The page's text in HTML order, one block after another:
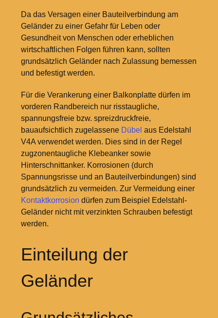
Da das Versagen einer Bauteilverbindung am
Geländer zu einer Gefahr für Leben oder
Gesundheit von Menschen oder erheblichen
wirtschaftlichen Folgen führen kann, sollten
grundsätzlich Geländer nach Zulassung bemessen
und befestigt werden.
Für die Verankerung einer Balkonplatte dürfen im
vorderen Randbereich nur risstaugliche,
spannungsfreie bzw. spreizdruckfreie,
bauaufsichtlich zugelassene Dübel aus Edelstahl
V4A verwendet werden. Dies sind in der Regel
zugzonentaugliche Klebeanker sowie
Hinterschnittanker. Korrosionen (durch
Spannungsrisse und an Bauteilverbindungen) sind
grundsätzlich zu vermeiden. Zur Vermeidung einer
Kontaktkorrosion dürfen zum Beispiel Edelstahl-
Geländer nicht mit verzinkten Schrauben befestigt
werden.
Einteilung der
Geländer